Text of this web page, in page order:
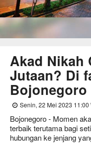
Akad Nikah
Jutaan? Di
Bojonegoro
Senin, 22 Mei 2023 11:00
Bojonegoro - Momen
terbaik terutama bagi
hubungan ke jenjang